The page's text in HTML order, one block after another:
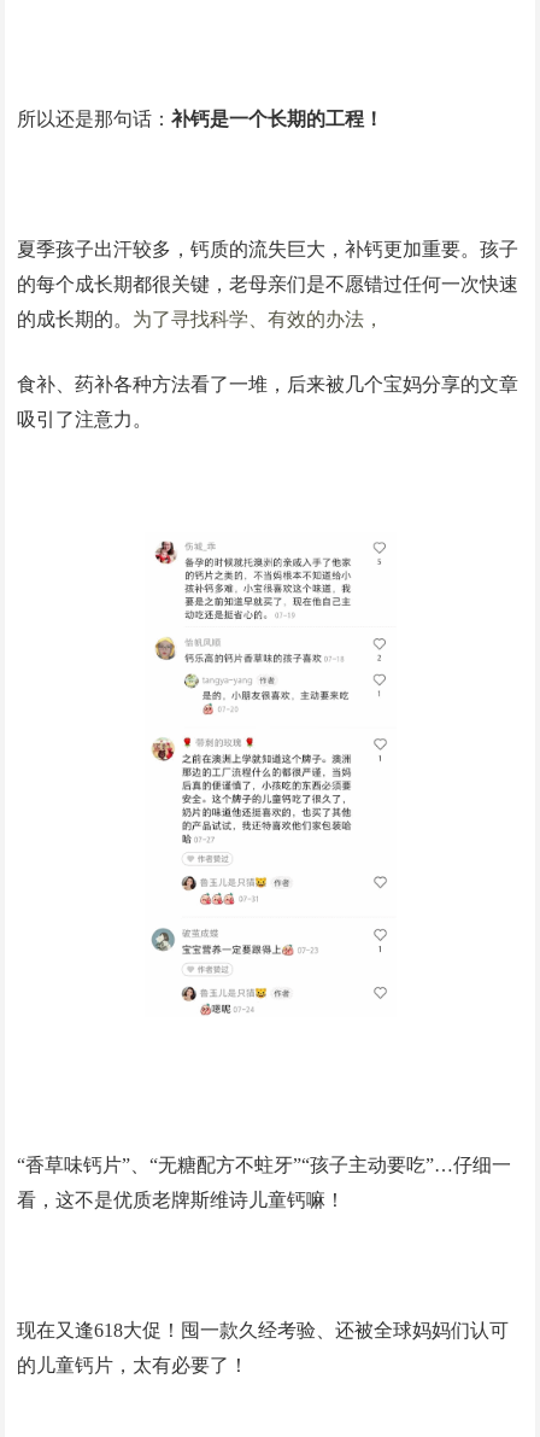
所以还是那句话：补钙是一个长期的工程！
夏季孩子出汗较多，钙质的流失巨大，补钙更加重要。孩子
的每个成长期都很关键，老母亲们是不愿错过任何一次快速
的成长期的。 为了寻找科学、有效的办法，
食补、药补各种方法看了一堆，后来被几个宝妈分享的文章
吸引了注意力。
“香草味钙片”、“无糖配方不蛀牙”“孩子主动要吃”…仔细一
看，这不是优质老牌斯维诗儿童钙嘛！
现在又逢618大促！囤一款久经考验、还被全球妈妈们认可
的儿童钙片，太有必要了！